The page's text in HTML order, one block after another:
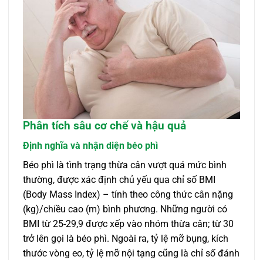
Phân tích sâu cơ chế và hậu quả
Định nghĩa và nhận diện béo phì
Béo phì là tình trạng thừa cân vượt quá mức bình
thường, được xác định chủ yếu qua chỉ số BMI
(Body Mass Index) – tính theo công thức cân nặng
(kg)/chiều cao (m) bình phương. Những người có
BMI từ 25-29,9 được xếp vào nhóm thừa cân; từ 30
trở lên gọi là béo phì. Ngoài ra, tỷ lệ mỡ bụng, kích
thước vòng eo, tỷ lệ mỡ nội tạng cũng là chỉ số đánh